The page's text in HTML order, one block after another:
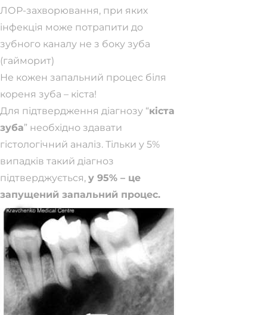
ЛОР-захворювання, при яких
інфекція може потрапити до
зубного каналу не з боку зуба
(гайморит)
Не кожен запальний процес біля
кореня зуба – кіста!
Для підтвердження діагнозу “кіста
зуба” необхідно здавати
гістологічний аналіз. Тільки у 5%
випадків такий діагноз
підтверджується, у 95% – це
запущений запальний процес.